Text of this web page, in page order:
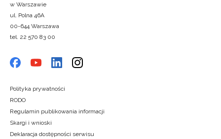
w Warszawie
ul. Polna 46A
00-644 Warszawa
tel. 22 570 83 00
Polityka prywatności
RODO
Regulamin publikowania informacji
Skargi i wnioski
Deklaracja dostępności serwisu